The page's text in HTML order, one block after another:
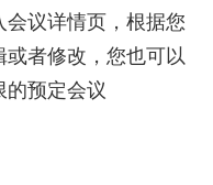
议详情页，根据您
者修改，您也可以
的预定会议